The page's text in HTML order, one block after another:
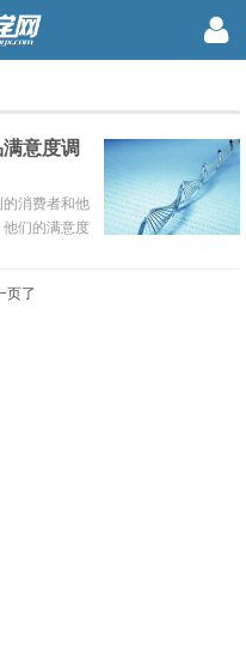
意度调
消费者和他
们的满意度
们在“现今
研究人员调
页了